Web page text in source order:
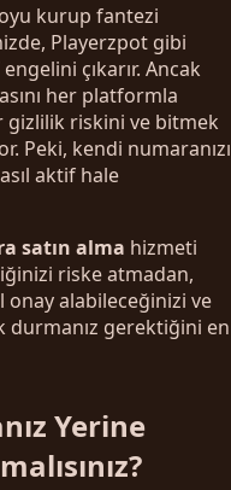
kurup fantezi
Playerzpot gibi
çıkarır. Ancak
her platformla
gizlilik riskini ve bitmek
Peki, kendi numaranızı
aktif hale
satın alma hizmeti
riske atmadan,
onay alabileceğinizi ve
durmanız gerektiğini en
Yerine